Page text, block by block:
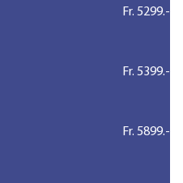
Fr. 5299.-
Fr. 5399.-
Fr. 5899.-